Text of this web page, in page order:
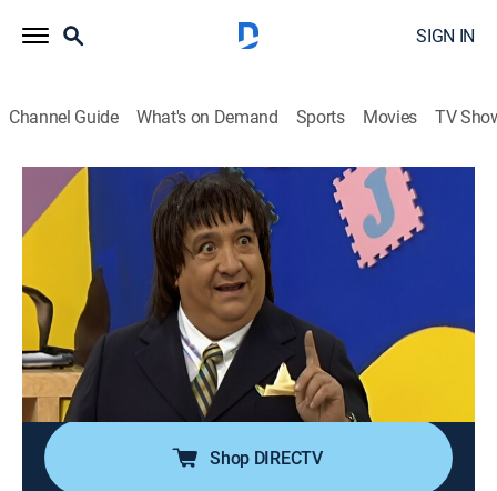
SIGN IN
Channel Guide What's on Demand Sports Movies TV
La escuelita VIP
S1 E44 | Hipnotista
Comedy|2023
Después de llegar tarde a la escuela otra vez, Jorge les
cuenta a todos sobre el accidente de su tío. Los
alumnos comienzan a mostrar sus tareas de llevar
sus juguetes a clases. Jorge leyó un libro sobre
hipnosis y practica con el director.
Shop DIRECTV